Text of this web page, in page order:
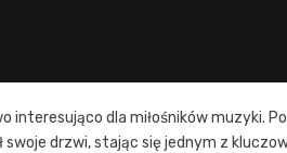
interesująco dla miłośników muzyki.
swoje drzwi, stając się jednym z